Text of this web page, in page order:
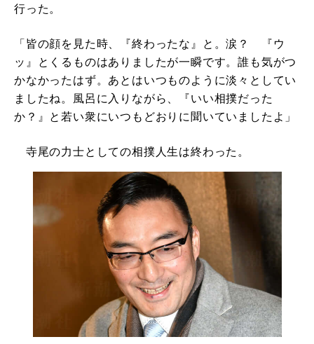
行った。
「皆の顔を見た時、『終わったな』と。涙？ 『ウ
ッ』とくるものはありましたが一瞬です。誰も気がつ
かなかったはず。あとはいつものように淡々としてい
ましたね。風呂に入りながら、『いい相撲だった
か？』と若い衆にいつもどおりに聞いていましたよ」
寺尾の力士としての相撲人生は終わった。